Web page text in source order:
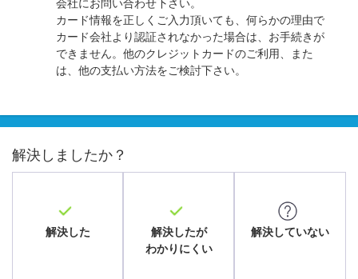
会社にお問い合わせ下さい。
カード情報を正しくご入力頂いても、何らかの理由で
カード会社より認証されなかった場合は、お手続きが
できません。他のクレジットカードのご利用、また
は、他の支払い方法をご検討下さい。
解決しましたか？
解決した
解決したが
わかりにくい
解決していない